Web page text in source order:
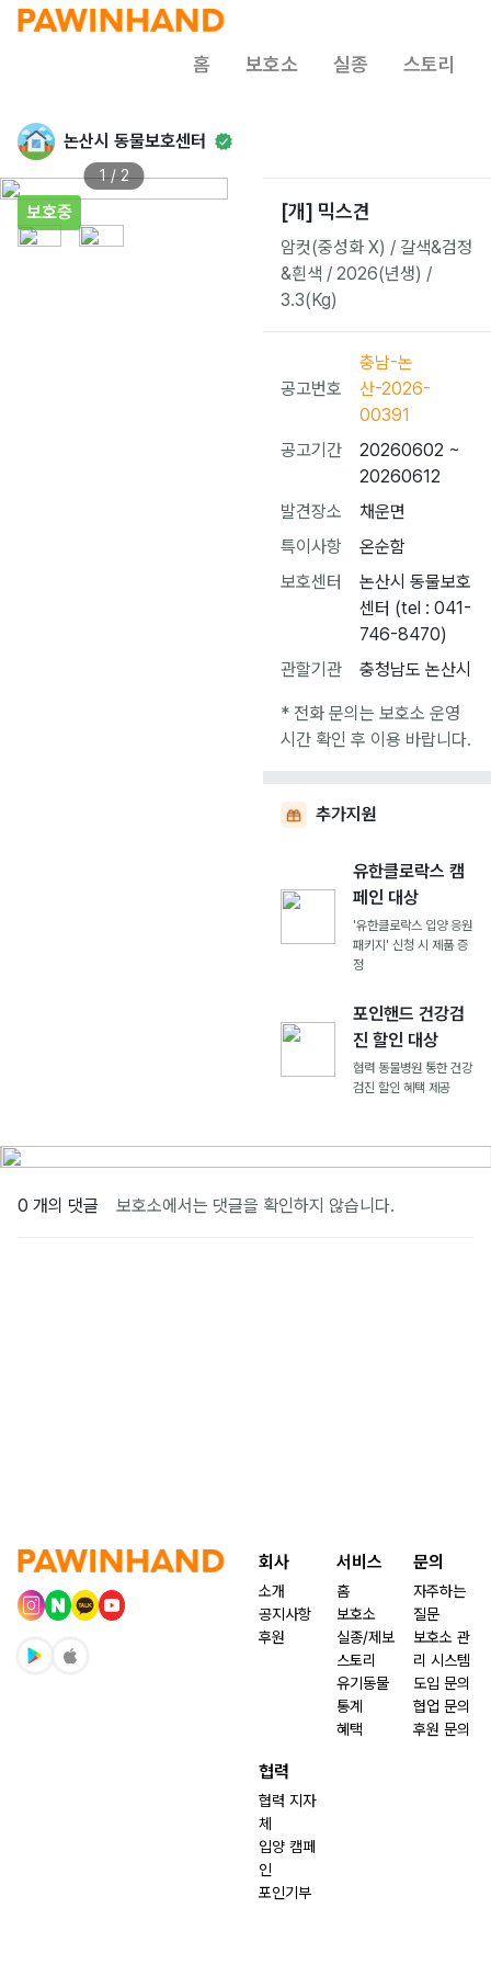
홈 보호소 실종 스토리
논산시 동물보호센터
보호중
1 / 2
[개] 믹스견
암컷(중성화 X) / 갈색&검정
&흰색 / 2026(년생) /
3.3(Kg)
공고번호
충남-논
산-2026-
00391
공고기간
20260602 ~
20260612
발견장소
채운면
특이사항
온순함
보호센터
논산시 동물보호
센터 (tel : 041-
746-8470)
관할기관
충청남도 논산시
* 전화 문의는 보호소 운영
시간 확인 후 이용 바랍니다.
추가지원
유한클로락스 캠
페인 대상
'유한클로락스 입양 응원
패키지' 신청 시 제품 증
정
포인핸드 건강검
진 할인 대상
협력 동물병원 통한 건강
검진 할인 혜택 제공
0 개의 댓글 보호소에서는 댓글을 확인하지 않습니다.
회사
소개
공지사항
후원
서비스
홈
보호소
실종/제보
스토리
유기동물
통계
혜택
문의
자주하는
질문
보호소 관
리 시스템
도입 문의
협업 문의
후원 문의
협력
협력 지자
체
입양 캠페
인
포인기부